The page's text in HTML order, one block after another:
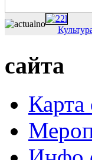
сайта
Карта